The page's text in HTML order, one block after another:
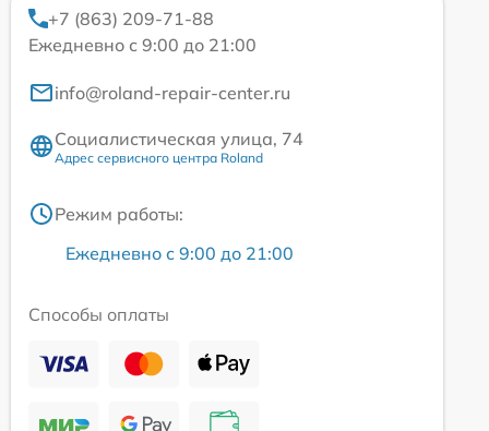
+7 (863) 209-71-88
Ежедневно с 9:00 до 21:00
info@roland-repair-center.ru
Социалистическая улица, 74
Адрес сервисного центра Roland
Режим работы:
Ежедневно с 9:00 до 21:00
Способы оплаты